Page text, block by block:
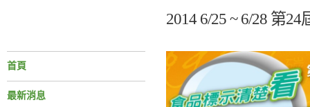
2014 6/25 ~ 6/28 第
首頁
最新消息